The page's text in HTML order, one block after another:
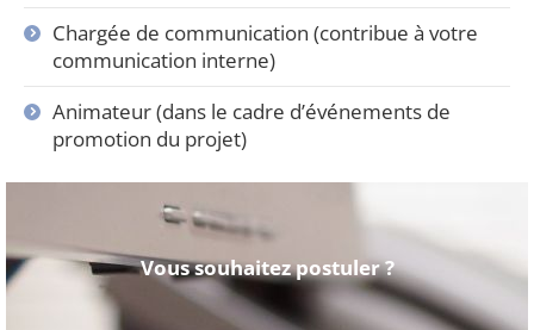
Chargée de communication (contribue à votre
communication interne)
Animateur (dans le cadre d’événements de
promotion du projet)
Vous souhaitez postuler ?